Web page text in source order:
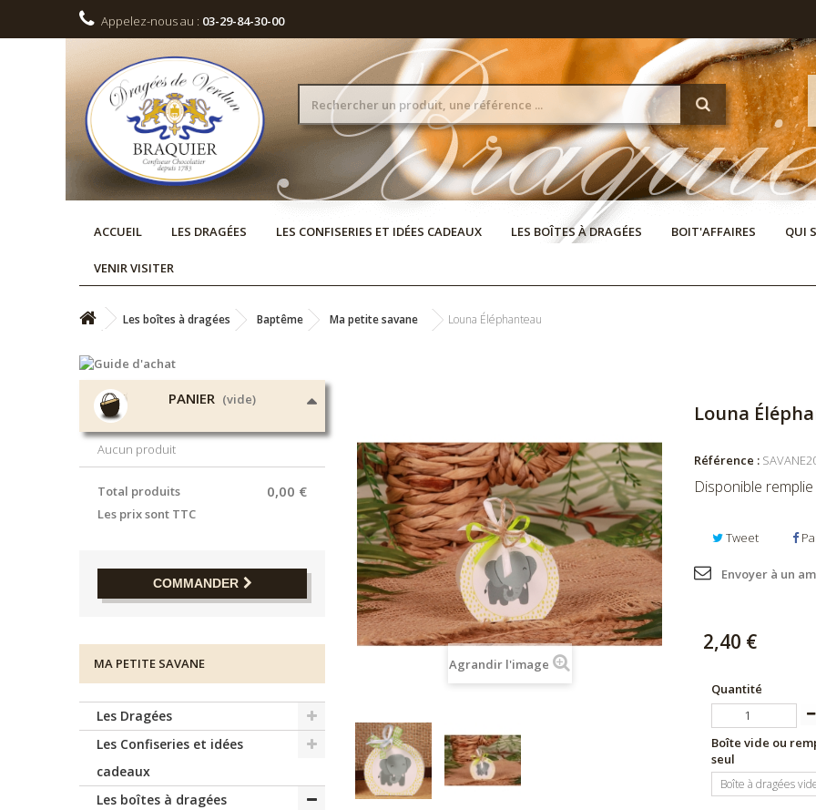
Appelez-nous au : 03-29-84-30-00
ACCUEIL LES DRAGÉES LES CONFISERIES ET IDÉES CADEAUX LES BOÎTES À DRAGÉES BOIT'AFFAIRES QUI
VENIR VISITER
Les boîtes à dragées Baptême Ma petite savane Louna Éléphanteau
PANIER (vide)
Aucun produit
0,00 €
Total produits
Les prix sont TTC
COMMANDER
MA PETITE SAVANE
Les Dragées
Les Confiseries et idées
cadeaux
Les boîtes à dragées
Agrandir l'image
Louna
Référence :
Disponible
Tweet
Envoyer à un
2,40 €
Quantité
Boîte vide ou
seul
Boîte à dragées